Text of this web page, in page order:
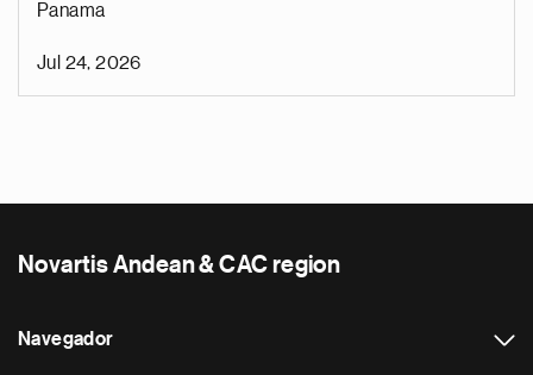
Panama
Jul 24, 2026
Novartis Andean & CAC region
Navegador